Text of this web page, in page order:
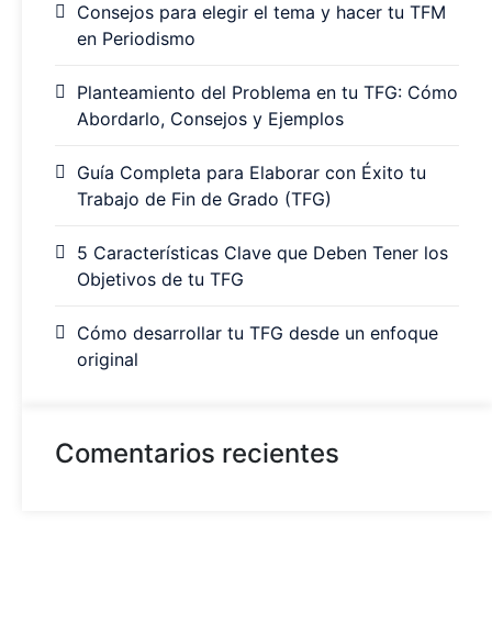
Consejos para elegir el tema y hacer tu TFM
en Periodismo
Planteamiento del Problema en tu TFG: Cómo
Abordarlo, Consejos y Ejemplos
Guía Completa para Elaborar con Éxito tu
Trabajo de Fin de Grado (TFG)
5 Características Clave que Deben Tener los
Objetivos de tu TFG
Cómo desarrollar tu TFG desde un enfoque
original
Comentarios recientes